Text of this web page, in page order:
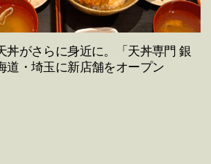
丼がさらに身近に。「天丼専門 銀
道・埼玉に新店舗をオープン